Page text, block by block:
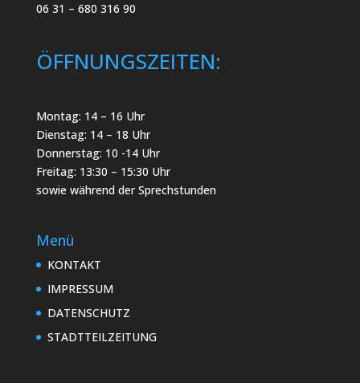
06 31 – 680 316 90
ÖFFNUNGSZEITEN:
Montag: 14 – 16 Uhr
Dienstag: 14 – 18 Uhr
Donnerstag: 10 -14 Uhr
Freitag: 13:30 – 15:30 Uhr
sowie während der Sprechstunden
Menü
KONTAKT
IMPRESSUM
DATENSCHUTZ
STADTTEILZEITUNG